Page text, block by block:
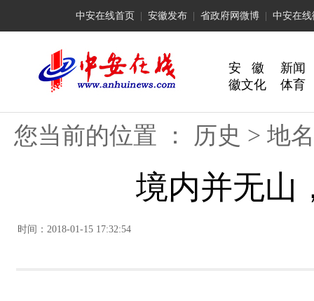
中安在线首页 安徽发布 省政府网微博 中安在线
安 徽
新闻
徽文化
体育
您当前的位置 ： 历史 > 地
境内并无山
时间：2018-01-15 17:32:54